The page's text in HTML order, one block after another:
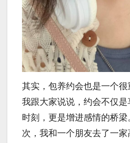
其实，包养约会也是一个
我跟大家说说，约会不仅
时刻，更是增进感情的桥
次，我和一个朋友去了一